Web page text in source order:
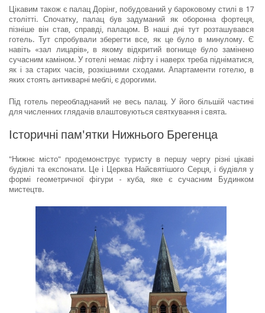
Цікавим також є палац Дорінг, побудований у бароковому стилі в 17
столітті. Спочатку, палац був задуманий як оборонна фортеця,
пізніше він став, справді, палацом. В наші дні тут розташувався
готель. Тут спробували зберегти все, як це було в минулому. Є
навіть «зал лицарів», в якому відкритий вогнище було замінено
сучасним каміном. У готелі немає ліфту і наверх треба підніматися,
як і за старих часів, розкішними сходами. Апартаменти готелю, в
яких стоять антикварні меблі, є дорогими.
Під готель переобладнаний не весь палац. У його більшій частині
для численних глядачів влаштовуються святкування і свята.
Історичні пам'ятки Нижнього Брегенца
"Нижнє місто" продемонструє туристу в першу чергу різні цікаві
будівлі та експонати. Це і Церква Найсвятішого Серця, і будівля у
формі геометричної фігури - куба, яке є сучасним Будинком
мистецтв.